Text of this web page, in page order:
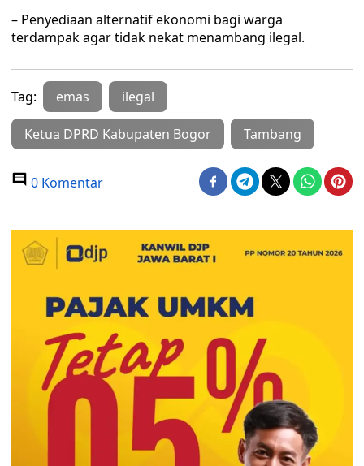
– Penyediaan alternatif ekonomi bagi warga
terdampak agar tidak nekat menambang ilegal.
Tag: emas ilegal
Ketua DPRD Kabupaten Bogor Tambang
0 Komentar